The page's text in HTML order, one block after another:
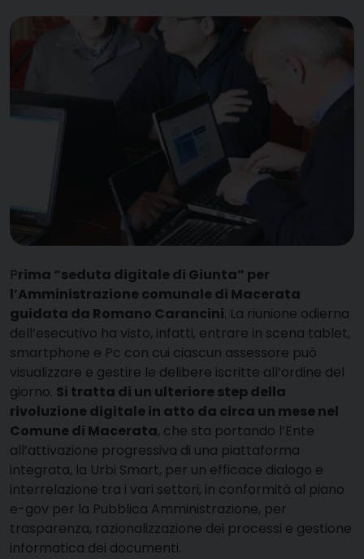
Prima “seduta digitale di Giunta” per
l’Amministrazione comunale di Macerata
guidata da Romano Carancini. La riunione odierna
dell’esecutivo ha visto, infatti, entrare in scena tablet,
smartphone e Pc con cui ciascun assessore può
visualizzare e gestire le delibere iscritte all’ordine del
giorno. Si tratta di un ulteriore step della
rivoluzione digitale in atto da circa un mese nel
Comune di Macerata, che sta portando l’Ente
all’attivazione progressiva di una piattaforma
integrata, la Urbi Smart, per un efficace dialogo e
interrelazione tra i vari settori, in conformità al piano
e-gov per la Pubblica Amministrazione, per
trasparenza, razionalizzazione dei processi e gestione
informatica dei documenti.